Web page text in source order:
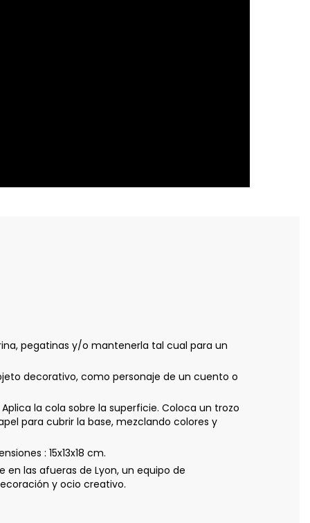
pegatinas y/o mantenerla tal cual para un
decorativo, como personaje de un cuento o
la cola sobre la superficie. Coloca un trozo
para cubrir la base, mezclando colores y
: 15x13x18 cm.
en las afueras de Lyon, un equipo de
y ocio creativo.